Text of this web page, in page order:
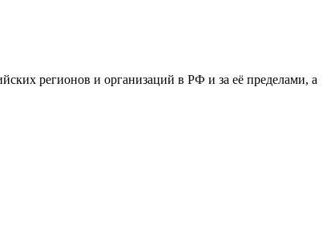
регионов и организаций в РФ и за её пределами, а